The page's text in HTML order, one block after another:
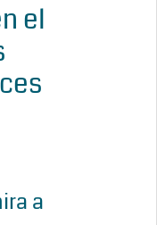
el
a